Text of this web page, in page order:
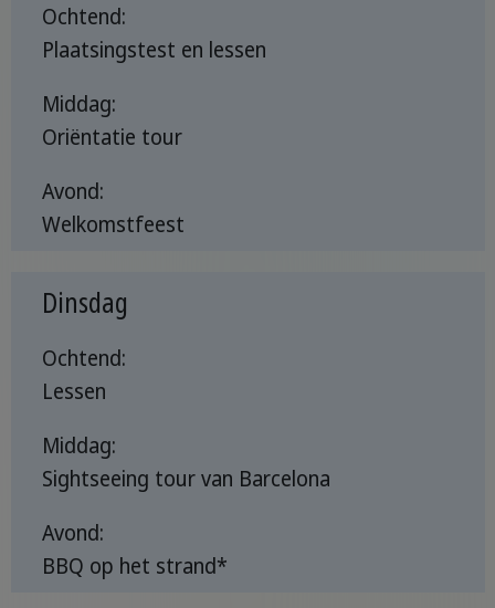
Ochtend:
Plaatsingstest en lessen
Middag:
Oriëntatie tour
Avond:
Welkomstfeest
Dinsdag
Ochtend:
Lessen
Middag:
Sightseeing tour van Barcelona
Avond:
BBQ op het strand*